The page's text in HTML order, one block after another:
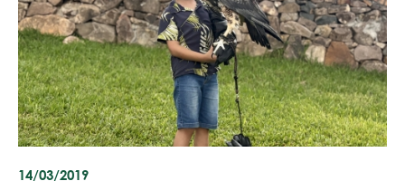
14/03/2019